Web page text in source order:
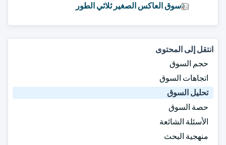
سوق العاكس الصغير ثلاثي الطور
انتقل إلى المحتوى
حجم السوق
اتجاهات السوق
تحليل السوق
حصة السوق
الأسئلة الشائعة
منهجية البحث